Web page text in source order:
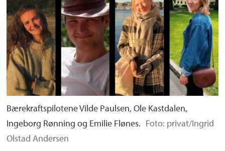
Bærekraftspilotene Vilde Paulsen, Ole Kastdalen,
Ingeborg Rønning og Emilie Flønes. Foto: privat/Ingrid
Olstad Andersen